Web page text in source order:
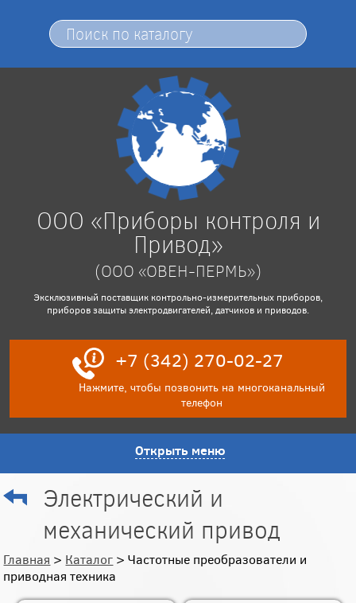
ООО «Приборы контроля и
Привод»
(ООО «ОВЕН-ПЕРМЬ»)
Эксклюзивный поставщик контрольно-измерительных приборов,
приборов защиты электродвигателей, датчиков и приводов.
+7 (342) 270-02-27
Нажмите, чтобы позвонить на многоканальный
телефон
Открыть меню
Электрический и
механический привод
Главная > Каталог > Частотные преобразователи и
приводная техника